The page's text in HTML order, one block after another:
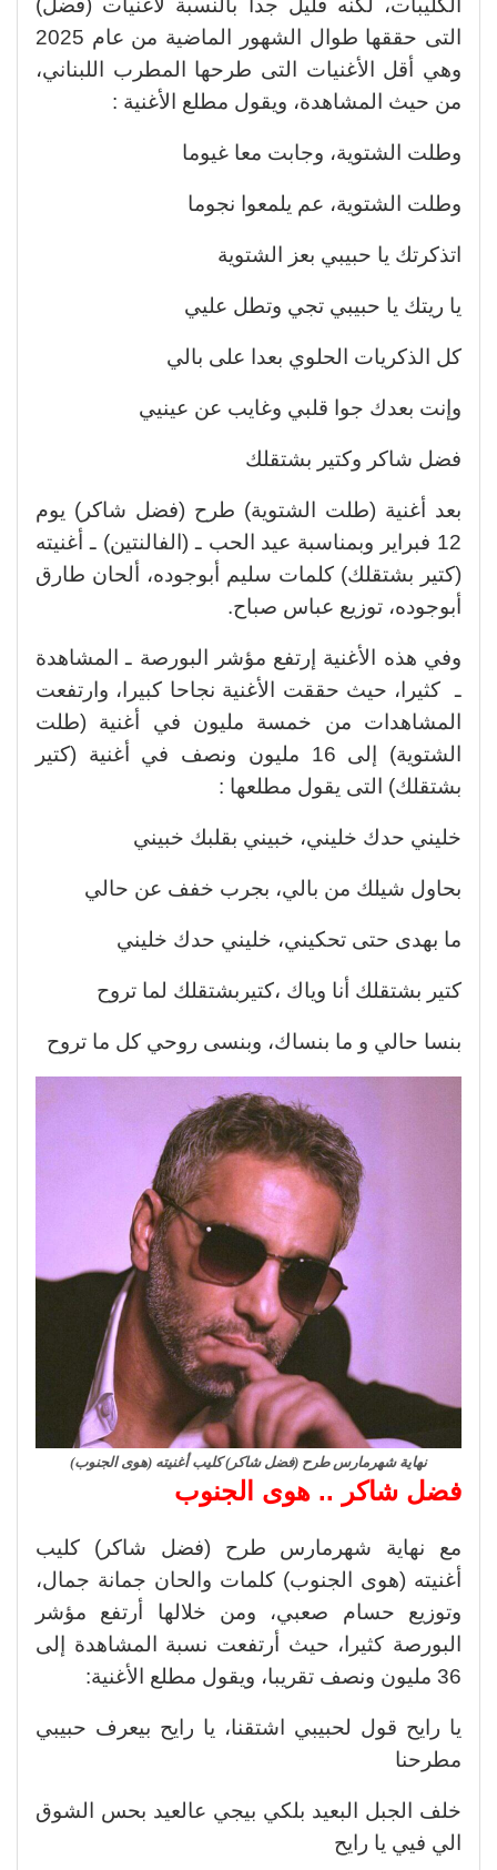
الكليبات، لكنه قليل جدا بالنسبة لأغنيات (فضل)
التى حققها طوال الشهور الماضية من عام 2025
وهي أقل الأغنيات التى طرحها المطرب اللبناني،
من حيث المشاهدة، ويقول مطلع الأغنية :
وطلت الشتوية، وجابت معا غيوما
وطلت الشتوية، عم يلمعوا نجوما
اتذكرتك يا حبيبي بعز الشتوية
يا ريتك يا حبيبي تجي وتطل عليي
كل الذكريات الحلوي بعدا على بالي
وإنت بعدك جوا قلبي وغايب عن عينيي
فضل شاكر وكتير بشتقلك
بعد أغنية (طلت الشتوية) طرح (فضل شاكر) يوم
12 فبراير وبمناسبة عيد الحب ـ (الفالنتين) ـ أغنيته
(كتير بشتقلك) كلمات سليم أبوجوده، ألحان طارق
أبوجوده، توزيع عباس صباح.
وفي هذه الأغنية إرتفع مؤشر البورصة ـ المشاهدة
ـ كثيرا، حيث حققت الأغنية نجاحا كبيرا، وارتفعت
المشاهدات من خمسة مليون في أغنية (طلت
الشتوية) إلى 16 مليون ونصف في أغنية (كتير
بشتقلك) التى يقول مطلعها :
خليني حدك خليني، خبيني بقلبك خبيني
بحاول شيلك من بالي، بجرب خفف عن حالي
ما بهدى حتى تحكيني، خليني حدك خليني
كتير بشتقلك أنا وياك ،كتيربشتقلك لما تروح
بنسا حالي و ما بنساك، وبنسى روحي كل ما تروح
نهاية شهرمارس طرح (فضل شاكر) كليب أغنيته (هوى الجنوب)
فضل شاكر .. هوى الجنوب
مع نهاية شهرمارس طرح (فضل شاكر) كليب
أغنيته (هوى الجنوب) كلمات والحان جمانة جمال،
وتوزيع حسام صعبي، ومن خلالها أرتفع مؤشر
البورصة كثيرا، حيث أرتفعت نسبة المشاهدة إلى
36 مليون ونصف تقريبا، ويقول مطلع الأغنية:
يا رايح قول لحبيبي اشتقنا، يا رايح بيعرف حبيبي
مطرحنا
خلف الجبل البعيد بلكي بيجي عالعيد بحس الشوق
الي فيي يا رايح